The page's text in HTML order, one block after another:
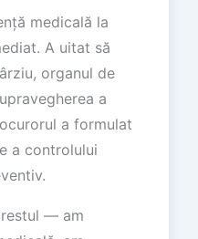
medicală la
A uitat să
organul de
a
a formulat
a controlului
— am